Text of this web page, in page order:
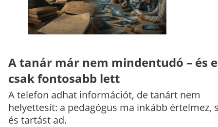
A tanár már nem mindentudó – és
csak fontosabb lett
A telefon adhat információt, de tanárt nem
helyettesít: a pedagógus ma inkább értelmez,
és tartást ad.